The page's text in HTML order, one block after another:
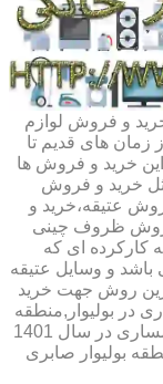
و فروش لوازم
های قدیم تا
خرید و فروش ها
خرید و فروش
عتیقه،خرید و
ظروف چینی
کارکرده ای که
و وسایل عتیقه
روش جهت خرید
در بولیوار,منطقه
بولیوار است.در ادامه مقاله راهنما خرید از سمساری در سال 1401
بولیوار صابری